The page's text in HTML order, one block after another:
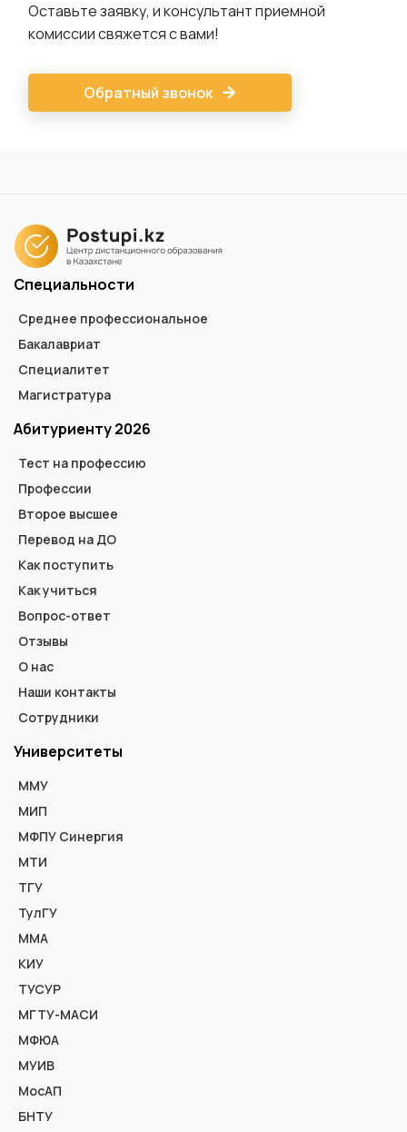
Оставьте заявку, и консультант приемной
комиссии свяжется с вами!
Обратный звонок
Специальности
Среднее профессиональное
Бакалавриат
Специалитет
Магистратура
Абитуриенту 2026
Тест на профессию
Профессии
Второе высшее
Перевод на ДО
Как поступить
Как учиться
Вопрос-ответ
Отзывы
О нас
Наши контакты
Сотрудники
Университеты
ММУ
МИП
МФПУ Синергия
МТИ
ТГУ
ТулГУ
ММА
КИУ
ТУСУР
МГТУ-МАСИ
МФЮА
МУИВ
МосАП
БНТУ